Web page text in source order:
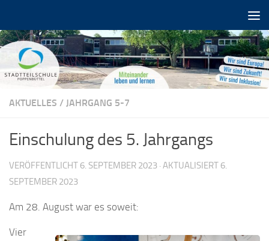
AKTUELLES / JAHRGANG 5-7
Einschulung des 5. Jahrgangs
VERÖFFENTLICHT 6. SEPTEMBER 2023 · AKTUALISIERT 6.
SEPTEMBER 2023
Am 28. August war es soweit:
Vier